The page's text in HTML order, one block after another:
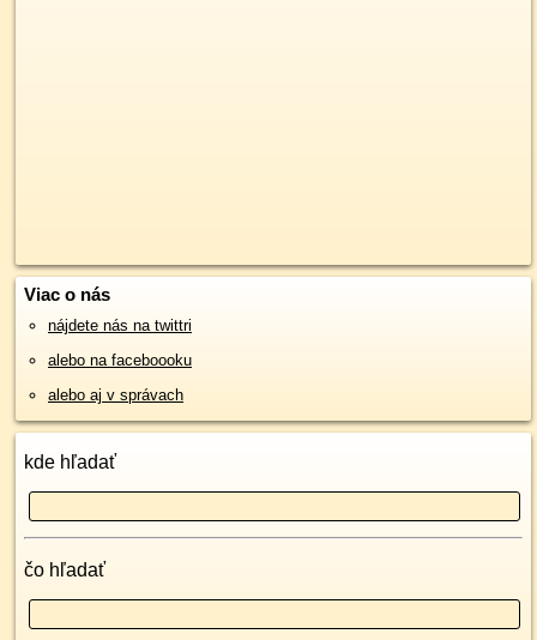
Viac o nás
nájdete nás na twittri
alebo na faceboooku
alebo aj v správach
kde hľadať
čo hľadať